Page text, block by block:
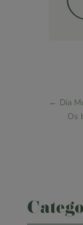
← Dia
Os